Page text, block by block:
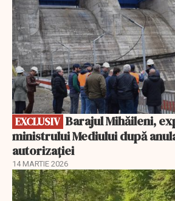
EXCLUSIV
ministrului Mediului după
autorizației
14 MARTIE 2026
EXCLUSIV